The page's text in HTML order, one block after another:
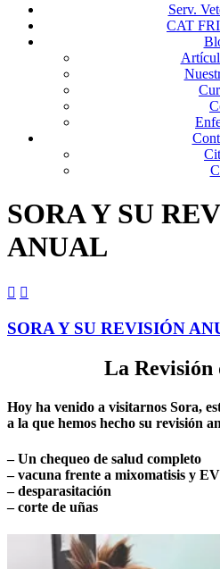
Serv.
CAT
SORA Y SU
ANUAL
 
SORA Y SU REVISIÓN
La Revisión
Hoy ha venido a visitarnos Sora,
a la que hemos hecho su revisión
– Un chequeo de salud completo
– vacuna frente a mixomatisis y
– desparasitación
– corte de uñas